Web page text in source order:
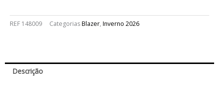
REF 148009 CategoriasBlazer, Inverno 2026
Descrição